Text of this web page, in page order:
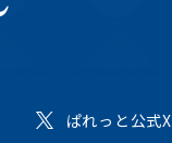
ぱれっと公式X